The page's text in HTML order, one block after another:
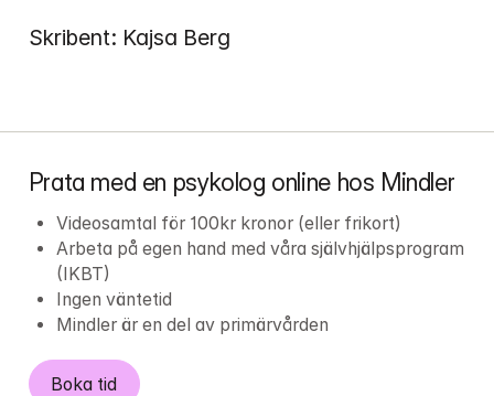
Skribent: Kajsa Berg
Prata med en psykolog online hos Mindler
Videosamtal för 100kr kronor (eller frikort)
Arbeta på egen hand med våra självhjälpsprogram
(IKBT)
Ingen väntetid
Mindler är en del av primärvården
Boka tid